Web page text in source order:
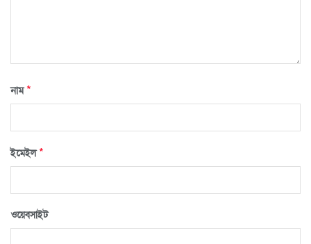
নাম*
ইমেইল*
ওয়েবসাইট